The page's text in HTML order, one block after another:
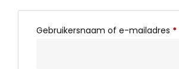
Gebruikersnaam of e-mailadres *